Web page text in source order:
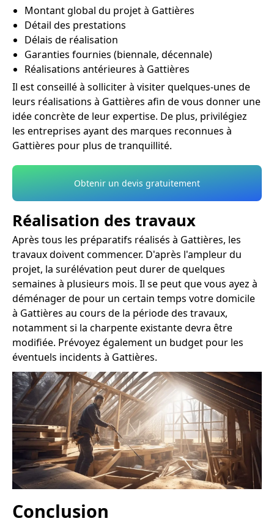
Montant global du projet à Gattières
Détail des prestations
Délais de réalisation
Garanties fournies (biennale, décennale)
Réalisations antérieures à Gattières
Il est conseillé à solliciter à visiter quelques-unes de
leurs réalisations à Gattières afin de vous donner une
idée concrète de leur expertise. De plus, privilégiez
les entreprises ayant des marques reconnues à
Gattières pour plus de tranquillité.
Obtenir un devis gratuitement
Réalisation des travaux
Après tous les préparatifs réalisés à Gattières, les
travaux doivent commencer. D'après l'ampleur du
projet, la surélévation peut durer de quelques
semaines à plusieurs mois. Il se peut que vous ayez à
déménager de pour un certain temps votre domicile
à Gattières au cours de la période des travaux,
notamment si la charpente existante devra être
modifiée. Prévoyez également un budget pour les
éventuels incidents à Gattières.
Conclusion